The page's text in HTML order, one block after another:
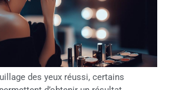
des yeux réussi, certains